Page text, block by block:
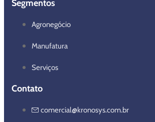
Segmentos
Agronegócio
Manufatura
Serviços
Contato
comercial@kronosys.com.br